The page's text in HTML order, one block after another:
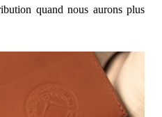
quand nous aurons plus